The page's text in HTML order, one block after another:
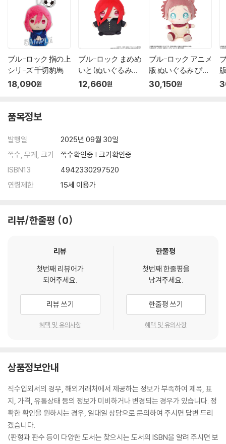
ブル-ロック 指の上
シリ-ズ 千切豹馬
18,090원
ブル-ロック まめめ
いと(ぬいぐるみマ
スコット) 第二彈
12,660원
ブル-ロック アニメ
版 ぬいぐるみ ぴえ
ん 絲師牙?
30,150원
품목정보
발행일
2025년 09월 30일
쪽수, 무게, 크기
쪽수확인중 | 크기확인중
ISBN13
4942330297520
연령제한
15세 이용가
리뷰/한줄평 0
리뷰
첫번째 리뷰어가
되어주세요.
리뷰 쓰기
혜택 및 유의사항
한줄평
첫번째 한줄평을
남겨주세요.
한줄평 쓰기
혜택 및 유의사항
상품정보안내
직수입외서의 경우, 해외거래처에서 제공하는 정보가 부족하여 제목, 표
지, 가격, 유통상태 등의 정보가 미비하거나 변경되는 경우가 있습니다. 정
확한 확인을 원하시는 경우, 일대일 상담으로 문의하여 주시면 답변 드리
겠습니다.
(판형과 판수 등이 다양한 도서는 찾으시는 도서의 ISBN을 알려 주시면 보